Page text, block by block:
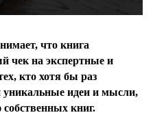
что книга
чек на экспертные и
кто хотя бы раз
уникальные идеи и мысли,
книг.